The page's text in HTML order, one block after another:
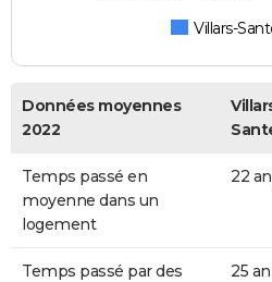
Villars-
Données moyennes
2022
Temps passé en
moyenne dans un
logement
22
Temps passé par des
25